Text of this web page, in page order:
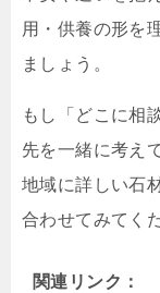
用・供養の形を
ましょう。
もし「どこに相
先を一緒に考え
地域に詳しい石
合わせてみてく
関連リンク：